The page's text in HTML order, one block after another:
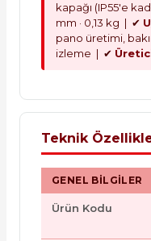
kapağı (IP55'e
mm · 0,13 kg | ✔
pano üretimi,
izleme | ✔
Teknik
GENEL BILGILER
Ürün Kodu